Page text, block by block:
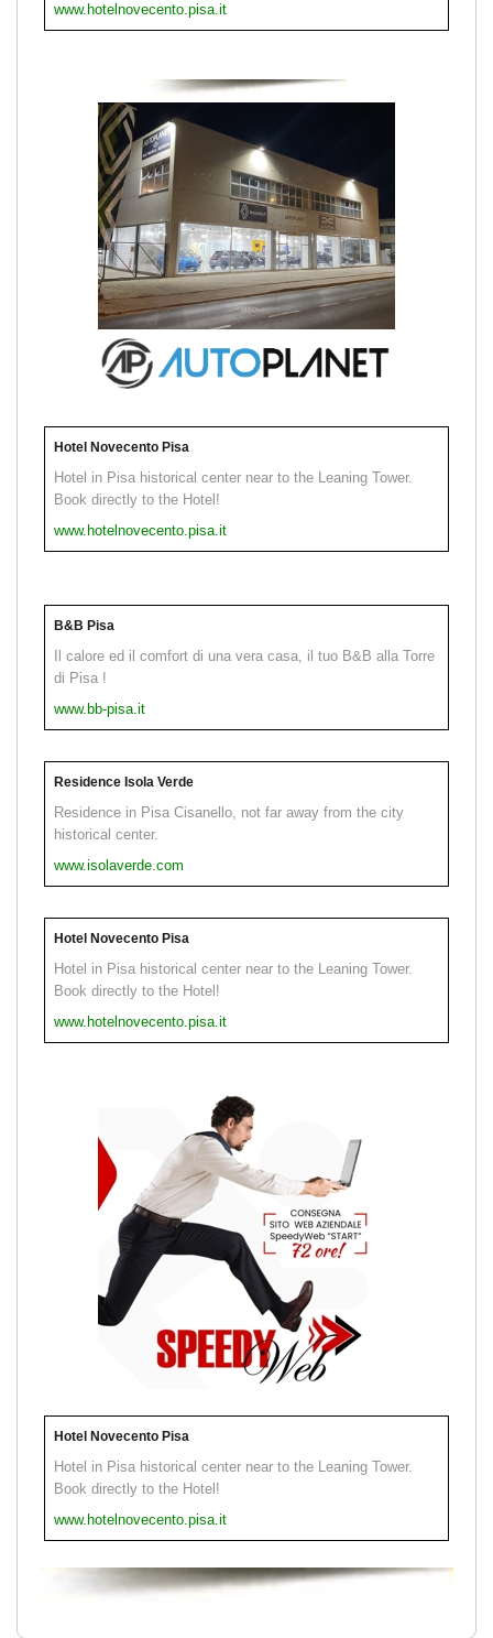
www.hotelnovecento.pisa.it
Hotel Novecento Pisa
Hotel in Pisa historical center near to the Leaning Tower.
Book directly to the Hotel!
www.hotelnovecento.pisa.it
B&B Pisa
Il calore ed il comfort di una vera casa, il tuo B&B alla Torre
di Pisa !
www.bb-pisa.it
Residence Isola Verde
Residence in Pisa Cisanello, not far away from the city
historical center.
www.isolaverde.com
Hotel Novecento Pisa
Hotel in Pisa historical center near to the Leaning Tower.
Book directly to the Hotel!
www.hotelnovecento.pisa.it
Hotel Novecento Pisa
Hotel in Pisa historical center near to the Leaning Tower.
Book directly to the Hotel!
www.hotelnovecento.pisa.it